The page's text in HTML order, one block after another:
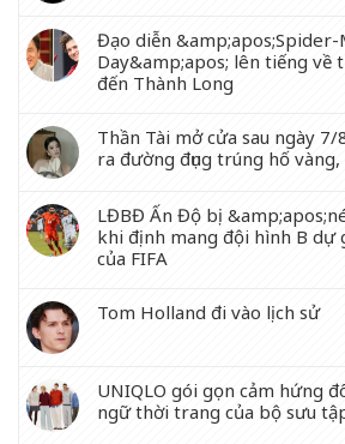
Đạo diễn
Day&amp;apos; lên tiếng về
đến Thành Long
Thần Tài mở cửa sau ngày
ra đường đụng trúng hố
LĐBĐ Ấn Độ bị
khi định mang đội hình B dự
của FIFA
Tom Holland đi vào lịch sử
UNIQLO gói gọn cảm hứng
ngữ thời trang của bộ sưu